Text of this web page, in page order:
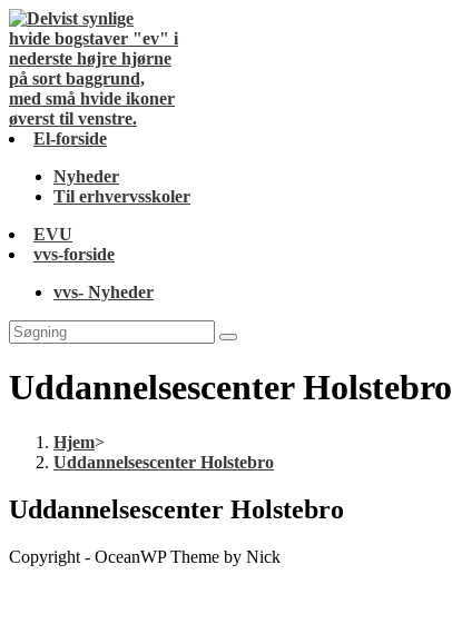
El-forside
Nyheder
Til erhvervsskoler
EVU
vvs-forside
vvs- Nyheder
Uddannelsescenter Holstebro
Hjem>
Uddannelsescenter Holstebro
Uddannelsescenter Holstebro
Copyright - OceanWP Theme by Nick